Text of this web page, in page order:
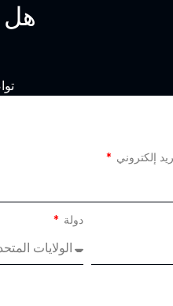
هل
إلكتروني
دولة